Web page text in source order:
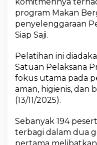
program Makan
penyelenggaraan
Siap Saji.
Pelatihan ini
Satuan Pelaksana
fokus utama pada
aman, higienis, dan
(13/11/2025).
Sebanyak 194
terbagi dalam dua
pertama melibatkan